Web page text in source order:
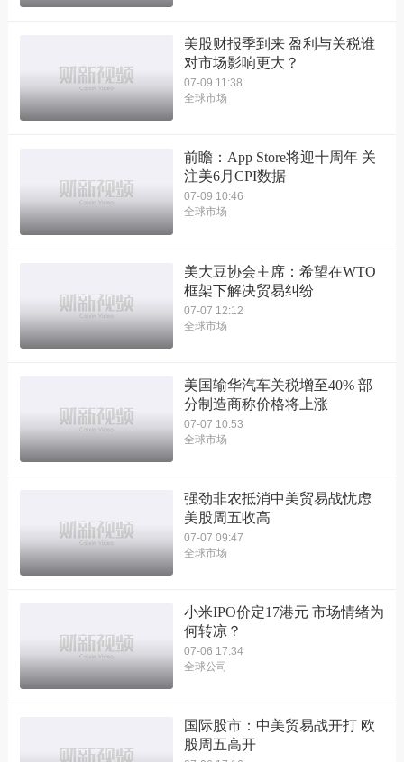
美股财报季到来 盈利与关税谁
对市场影响更大？
07-09 11:38
全球市场
前瞻：App Store将迎十周年 关
注美6月CPI数据
07-09 10:46
全球市场
美大豆协会主席：希望在WTO
框架下解决贸易纠纷
07-07 12:12
全球市场
美国输华汽车关税增至40% 部
分制造商称价格将上涨
07-07 10:53
全球市场
强劲非农抵消中美贸易战忧虑
美股周五收高
07-07 09:47
全球市场
小米IPO价定17港元 市场情绪为
何转凉？
07-06 17:34
全球公司
国际股市：中美贸易战开打 欧
股周五高开